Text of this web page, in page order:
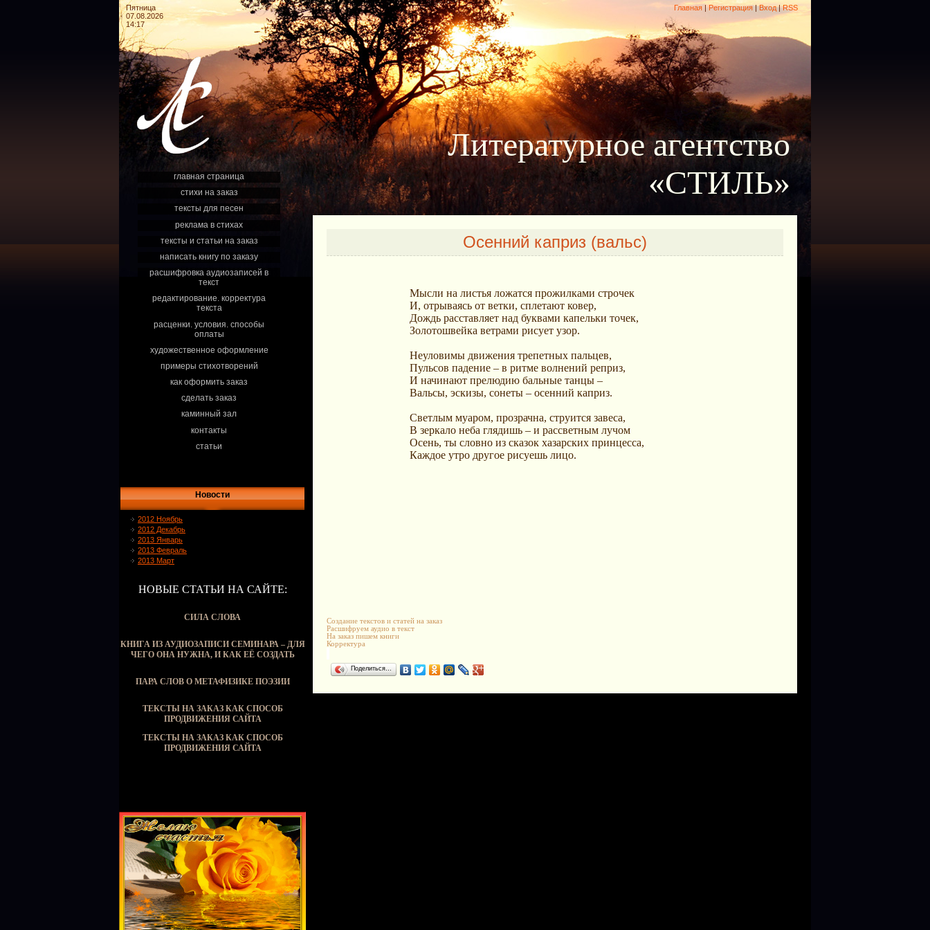
Пятница
07.08.2026
14:17
Главная |Регистрация|Вход|RSS
главная страница
стихи на заказ
тексты для песен
реклама в стихах
тексты и статьи на заказ
написать книгу по заказу
расшифровка аудиозаписей в
текст
редактирование. корректура
текста
расценки. условия. способы
оплаты
художественное оформление
примеры стихотворений
как оформить заказ
сделать заказ
каминный зал
контакты
статьи
Новости
2012 Ноябрь
2012 Декабрь
2013 Январь
2013 Февраль
2013 Март
НОВЫЕ СТАТЬИ НА САЙТЕ:
СИЛА СЛОВА
КНИГА ИЗ АУДИОЗАПИСИ СЕМИНАРА – ДЛЯ
ЧЕГО ОНА НУЖНА, И КАК ЕЁ СОЗДАТЬ
ПАРА СЛОВ О МЕТАФИЗИКЕ ПОЭЗИИ
ТЕКСТЫ НА ЗАКАЗ КАК СПОСОБ
ПРОДВИЖЕНИЯ САЙТА
ТЕКСТЫ НА ЗАКАЗ КАК СПОСОБ
ПРОДВИЖЕНИЯ САЙТА
Литературное агентство
«СТИЛЬ»
Осенний каприз (вальс)
Мысли на листья ложатся прожилками строчек
И, отрываясь от ветки, сплетают ковер,
Дождь расставляет над буквами капельки точек,
Золотошвейка ветрами рисует узор.
Неуловимы движения трепетных пальцев,
Пульсов падение – в ритме волнений реприз,
И начинают прелюдию бальные танцы –
Вальсы, эскизы, сонеты – осенний каприз.
Светлым муаром, прозрачна, струится завеса,
В зеркало неба глядишь – и рассветным лучом
Осень, ты словно из сказок хазарских принцесса,
Каждое утро другое рисуешь лицо.
Создание текстов и статей на заказ
Расшифруем аудио в текст
На заказ пишем книги
Корректура
Поделиться…